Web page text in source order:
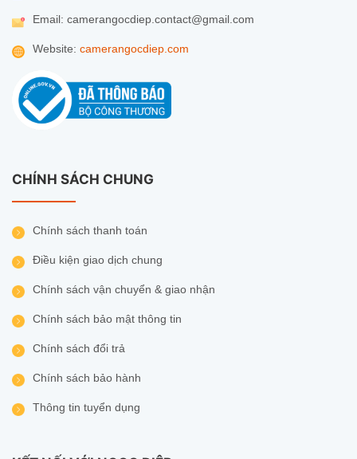
Email: camerangocdiep.contact@gmail.com
Website: camerangocdiep.com
CHÍNH SÁCH CHUNG
Chính sách thanh toán
Điều kiện giao dịch chung
Chính sách vận chuyển & giao nhận
Chính sách bảo mật thông tin
Chính sách đổi trả
Chính sách bảo hành
Thông tin tuyển dụng